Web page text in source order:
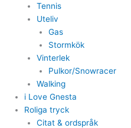
Tennis
Uteliv
Gas
Stormkök
Vinterlek
Pulkor/Snowracer
Walking
i Love Gnesta
Roliga tryck
Citat & ordspråk